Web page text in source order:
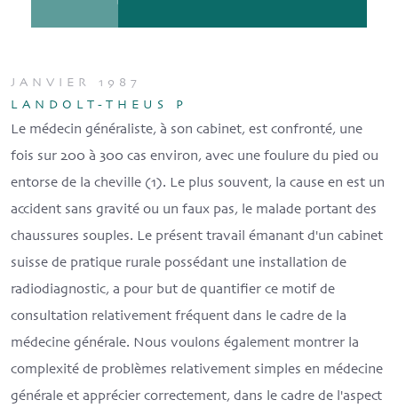
JANVIER 1987
LANDOLT-THEUS P
Le médecin généraliste, à son cabinet, est confronté, une
fois sur 200 à 300 cas environ, avec une foulure du pied ou
entorse de la cheville (1). Le plus souvent, la cause en est un
accident sans gravité ou un faux pas, le malade portant des
chaussures souples. Le présent travail émanant d'un cabinet
suisse de pratique rurale possédant une installation de
radiodiagnostic, a pour but de quantifier ce motif de
consultation relativement fréquent dans le cadre de la
médecine générale. Nous voulons également montrer la
complexité de problèmes relativement simples en médecine
générale et apprécier correctement, dans le cadre de l'aspect